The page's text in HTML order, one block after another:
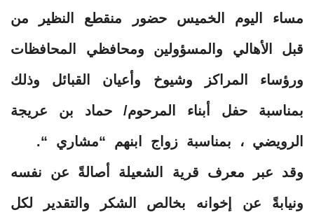
مساء اليوم الخميس حضور منقطع النظير من
قبل الأهالي والمسؤولين ومحافظي المحافظات
ورؤساء المراكز وشيوخ وأعيان القبائل وذلك
بمناسبة حفل أبناء المرحوم/ حماد بن عريجة
الرويضي ، بمناسبة زواج ابنهم “مشاري “.
وقد عبر معرف قرية الشعيلة أصالةً عن نفسه
ونيابةً عن إخوانه بخالص الشكر والتقدير لكل